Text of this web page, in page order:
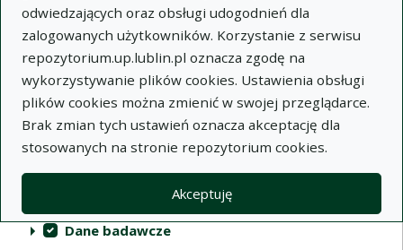
odwiedzających oraz obsługi udogodnień dla
zalogowanych użytkowników. Korzystanie z serwisu
repozytorium.up.lublin.pl oznacza zgodę na
wykorzystywanie plików cookies. Ustawienia obsługi
plików cookies można zmienić w swojej przeglądarce.
Brak zmian tych ustawień oznacza akceptację dla
stosowanych na stronie repozytorium cookies.
Akceptuję
Indeksy
Akcje na kolekcjach Wyczyść Zaznacz wszystko
Kolekcje(automatyczne przeładowanie treści)
Publikacje naukowe
Materiały audiowizualne
Dane badawcze